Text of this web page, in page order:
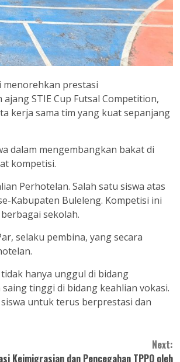
menorehkan prestasi
STIE Cup Futsal Competition,
kerja sama tim yang kuat sepanjang
dalam mengembangkan bakat di
kompetisi.
Perhotelan. Salah satu siswa atas
Kabupaten Buleleng. Kompetisi ini
sekolah.
selaku pembina, yang secara
hanya unggul di bidang
tinggi di bidang keahlian vokasi.
untuk terus berprestasi dan
Next:
Keimigrasian dan Pencegahan TPPO oleh